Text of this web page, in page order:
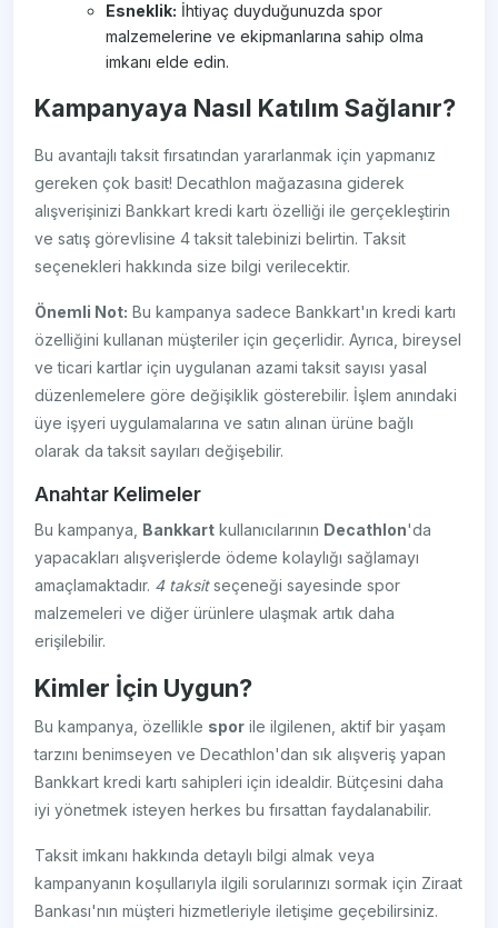
Esneklik: İhtiyaç duyduğunuzda spor
malzemelerine ve ekipmanlarına sahip olma
imkanı elde edin.
Kampanyaya Nasıl Katılım Sağlanır?
Bu avantajlı taksit fırsatından yararlanmak için yapmanız
gereken çok basit! Decathlon mağazasına giderek
alışverişinizi Bankkart kredi kartı özelliği ile gerçekleştirin
ve satış görevlisine 4 taksit talebinizi belirtin. Taksit
seçenekleri hakkında size bilgi verilecektir.
Önemli Not: Bu kampanya sadece Bankkart'ın kredi kartı
özelliğini kullanan müşteriler için geçerlidir. Ayrıca, bireysel
ve ticari kartlar için uygulanan azami taksit sayısı yasal
düzenlemelere göre değişiklik gösterebilir. İşlem anındaki
üye işyeri uygulamalarına ve satın alınan ürüne bağlı
olarak da taksit sayıları değişebilir.
Anahtar Kelimeler
Bu kampanya, Bankkart kullanıcılarının Decathlon'da
yapacakları alışverişlerde ödeme kolaylığı sağlamayı
amaçlamaktadır. 4 taksitseçeneği sayesinde spor
malzemeleri ve diğer ürünlere ulaşmak artık daha
erişilebilir.
Kimler İçin Uygun?
Bu kampanya, özellikle spor ile ilgilenen, aktif bir yaşam
tarzını benimseyen ve Decathlon'dan sık alışveriş yapan
Bankkart kredi kartı sahipleri için idealdir. Bütçesini daha
iyi yönetmek isteyen herkes bu fırsattan faydalanabilir.
Taksit imkanı hakkında detaylı bilgi almak veya
kampanyanın koşullarıyla ilgili sorularınızı sormak için Ziraat
Bankası'nın müşteri hizmetleriyle iletişime geçebilirsiniz.